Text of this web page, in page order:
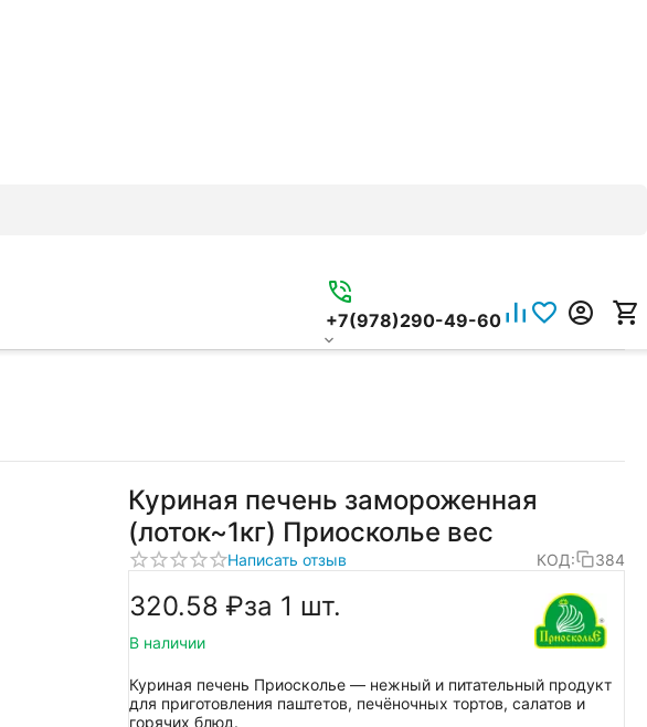
+7(978)290-49-60
Куриная печень замороженная
(лоток~1кг) Приосколье вес
Написать отзыв КОД: 384
320.58 ₽за 1 шт.
В наличии
Куриная печень Приосколье — нежный и питательный продукт
для приготовления паштетов, печёночных тортов, салатов и
горячих блюд.